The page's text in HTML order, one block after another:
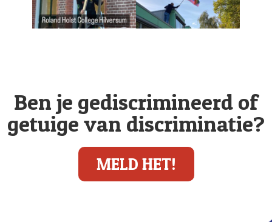
Ben je gediscrimineerd of
getuige van discriminatie?
MELD HET!